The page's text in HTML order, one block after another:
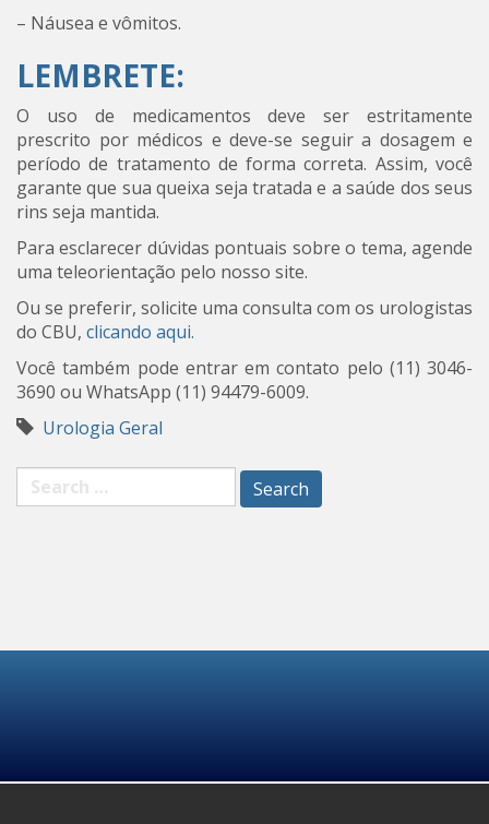
– Náusea e vômitos.
LEMBRETE:
O uso de medicamentos deve ser estritamente
prescrito por médicos e deve-se seguir a dosagem e
período de tratamento de forma correta. Assim, você
garante que sua queixa seja tratada e a saúde dos seus
rins seja mantida.
Para esclarecer dúvidas pontuais sobre o tema, agende
uma teleorientação pelo nosso site.
Ou se preferir, solicite uma consulta com os urologistas
do CBU, clicando aqui.
Você também pode entrar em contato pelo (11) 3046-
3690 ou WhatsApp (11) 94479-6009.
Urologia Geral
Search
for: